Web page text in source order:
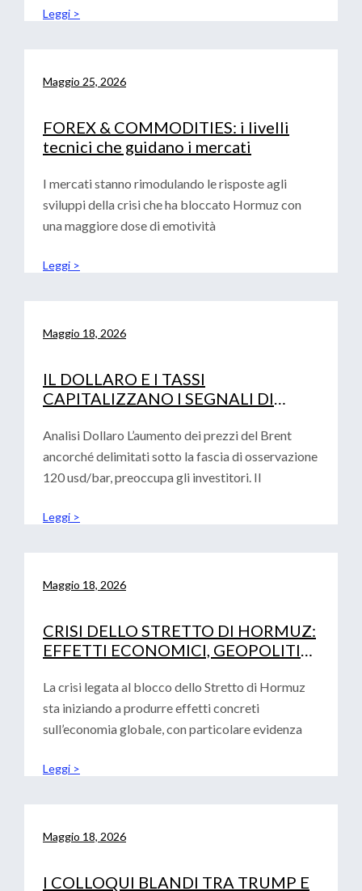
Leggi >
Maggio 25, 2026
FOREX & COMMODITIES: i livelli
tecnici che guidano i mercati
I mercati stanno rimodulando le risposte agli
sviluppi della crisi che ha bloccato Hormuz con
una maggiore dose di emotività
Leggi >
Maggio 18, 2026
IL DOLLARO E I TASSI
CAPITALIZZANO I SEGNALI DI
Analisi Dollaro L’aumento dei prezzi del Brent
ancorché delimitati sotto la fascia di osservazione
120 usd/bar, preoccupa gli investitori. Il
Leggi >
Maggio 18, 2026
CRISI DELLO STRETTO DI HORMUZ:
EFFETTI ECONOMICI, GEOPOLITICI
STATI UNITI E CINA
La crisi legata al blocco dello Stretto di Hormuz
sta iniziando a produrre effetti concreti
sull’economia globale, con particolare evidenza
Leggi >
Maggio 18, 2026
I COLLOQUI BLANDI TRA TRUMP E